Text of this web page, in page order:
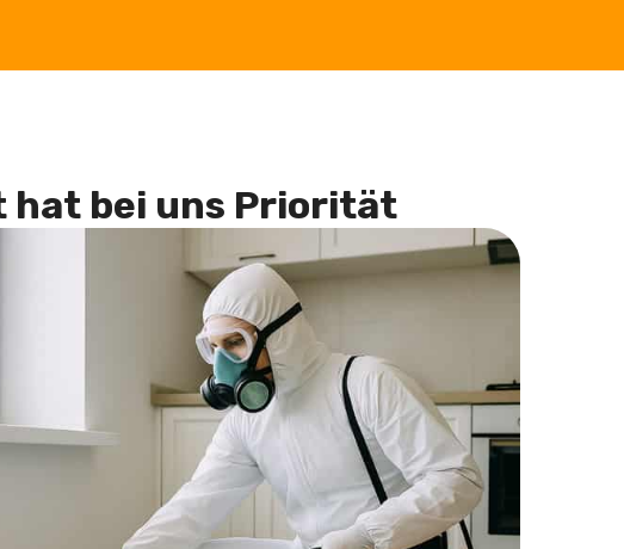
hat bei uns Priorität